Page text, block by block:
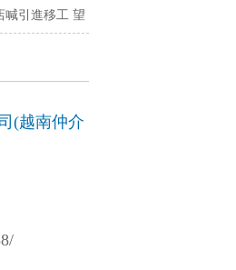
喊引進移工 望
(越南仲介
/